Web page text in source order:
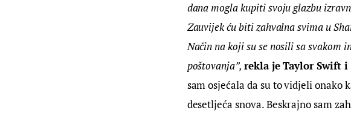
dana mogla kupiti svoju glazbu
Zauvijek ću biti zahvalna svima u
Način na koji su se nosili sa svakom
poštovanja”, rekla je Taylor Swift i
sam osjećala da su to vidjeli onako
desetljeća snova. Beskrajno sam